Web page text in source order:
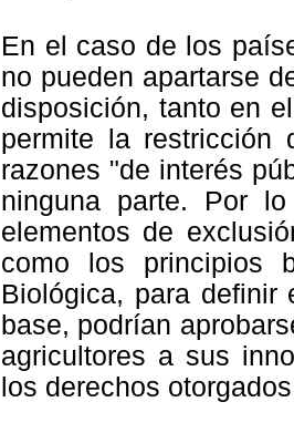
En el caso de los
no pueden apartarse
disposición, tanto en
permite la restricción
razones "de interés
ninguna parte. Por
elementos de
como los principios
Biológica, para definir
base, podrían
agricultores a sus
los derechos